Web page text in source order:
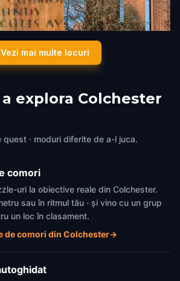
War Memorial
United Kingdom
Jumbo Water Tower
Colchester
Vezi mai multe locuri
explora Colchester
· moduri diferite de a-l juca.
comori
uri la obiective reale din Colchester.
sau în ritmul tău · și vino cu un grup
un loc în clasament.
de comori din Colchester→